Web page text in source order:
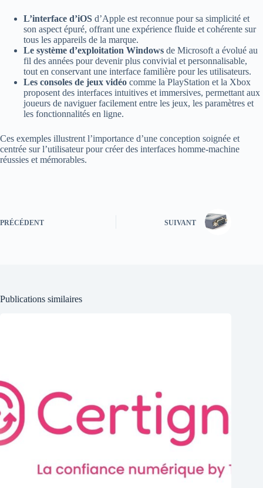
L’interface d’iOS d’Apple est reconnue pour sa simplicité et
son aspect épuré, offrant une expérience fluide et cohérente sur
tous les appareils de la marque.
Le système d’exploitation Windows de Microsoft a évolué au
fil des années pour devenir plus convivial et personnalisable,
tout en conservant une interface familière pour les utilisateurs.
Les consoles de jeux vidéo comme la PlayStation et la Xbox
proposent des interfaces intuitives et immersives, permettant aux
joueurs de naviguer facilement entre les jeux, les paramètres et
les fonctionnalités en ligne.
Ces exemples illustrent l’importance d’une conception soignée et
centrée sur l’utilisateur pour créer des interfaces homme-machine
réussies et mémorables.
PRÉCÉDENT SUIVANT
Publications similaires